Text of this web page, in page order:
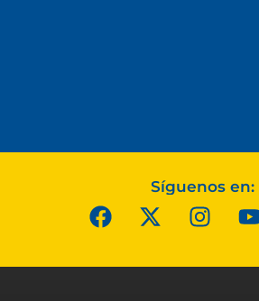
Síguenos en: